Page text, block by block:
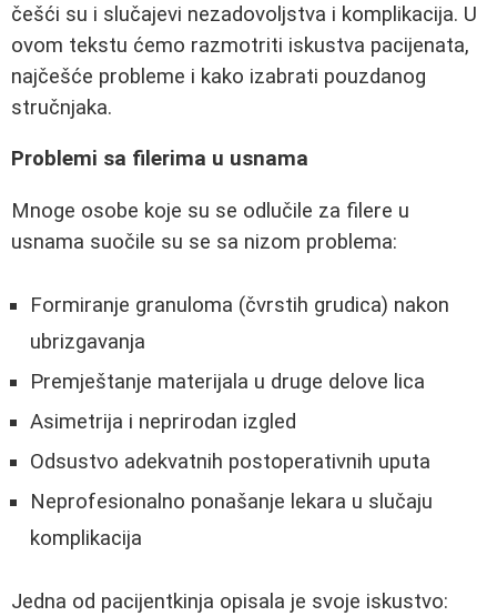
češći su i slučajevi nezadovoljstva i komplikacija. U
ovom tekstu ćemo razmotriti iskustva pacijenata,
najčešće probleme i kako izabrati pouzdanog
stručnjaka.
Problemi sa filerima u usnama
Mnoge osobe koje su se odlučile za filere u
usnama suočile su se sa nizom problema:
Formiranje granuloma (čvrstih grudica) nakon
ubrizgavanja
Premještanje materijala u druge delove lica
Asimetrija i neprirodan izgled
Odsustvo adekvatnih postoperativnih uputa
Neprofesionalno ponašanje lekara u slučaju
komplikacija
Jedna od pacijentkinja opisala je svoje iskustvo: